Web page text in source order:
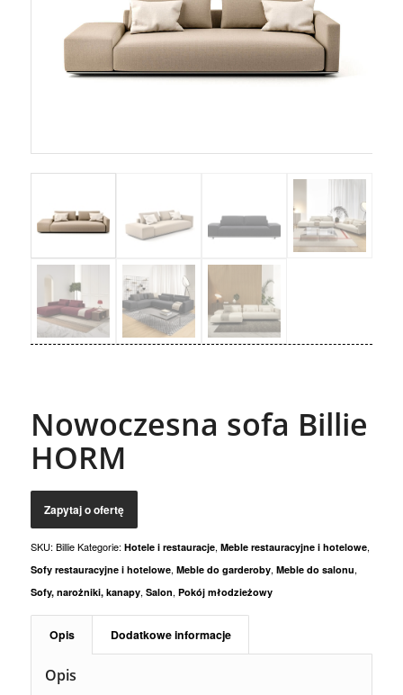
Nowoczesna sofa Billie
HORM
SKU: Billie Kategorie: Hotele i restauracje, Meble restauracyjne i hotelowe,
Sofy restauracyjne i hotelowe, Meble do garderoby, Meble do salonu,
Sofy, narożniki, kanapy, Salon, Pokój młodzieżowy
Opis Dodatkowe informacje
Opis